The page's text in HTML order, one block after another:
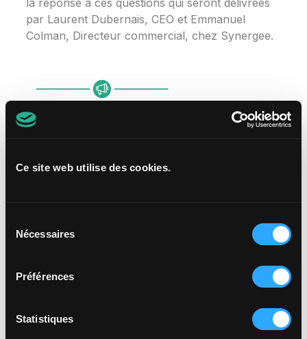
Ce site web utilise des cookies.
Nécessaires
Préférences
Statistiques
par Laurent Dubernais, CEO et Emmanuel
Colman, Directeur commercial, chez Synergee.